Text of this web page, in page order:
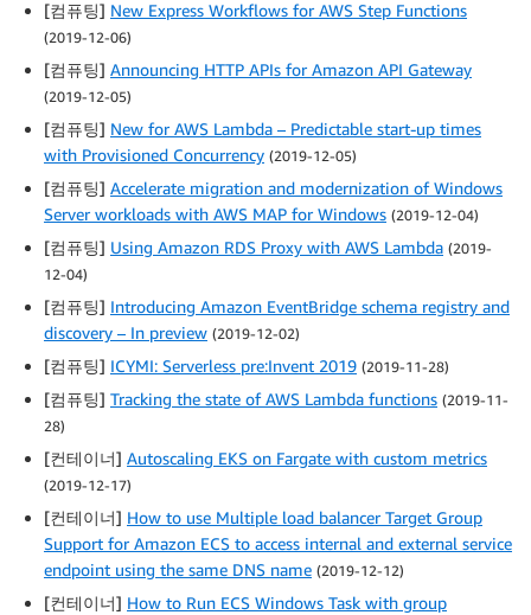
[컴퓨팅] New Express Workflows for AWS Step Functions
(2019-12-06)
[컴퓨팅] Announcing HTTP APIs for Amazon API Gateway
(2019-12-05)
[컴퓨팅] New for AWS Lambda – Predictable start-up times
with Provisioned Concurrency (2019-12-05)
[컴퓨팅] Accelerate migration and modernization of Windows
Server workloads with AWS MAP for Windows (2019-12-04)
[컴퓨팅] Using Amazon RDS Proxy with AWS Lambda (2019-
12-04)
[컴퓨팅] Introducing Amazon EventBridge schema registry and
discovery – In preview (2019-12-02)
[컴퓨팅] ICYMI: Serverless pre:Invent 2019 (2019-11-28)
[컴퓨팅] Tracking the state of AWS Lambda functions (2019-11-
28)
[컨테이너] Autoscaling EKS on Fargate with custom metrics
(2019-12-17)
[컨테이너] How to use Multiple load balancer Target Group
Support for Amazon ECS to access internal and external service
endpoint using the same DNS name (2019-12-12)
[컨테이너] How to Run ECS Windows Task with group